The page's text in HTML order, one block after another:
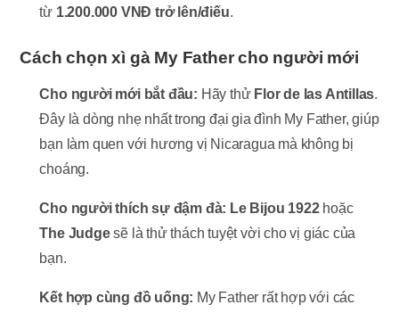
từ 1.200.000 VNĐ trở lên/điếu.
Cách chọn xì gà My Father cho người mới
Cho người mới bắt đầu: Hãy thử Flor de las Antillas.
Đây là dòng nhẹ nhất trong đại gia đình My Father, giúp
bạn làm quen với hương vị Nicaragua mà không bị
choáng.
Cho người thích sự đậm đà: Le Bijou 1922hoặc
The Judgesẽ là thử thách tuyệt vời cho vị giác của
bạn.
Kết hợp cùng đồ uống: My Father rất hợp với các